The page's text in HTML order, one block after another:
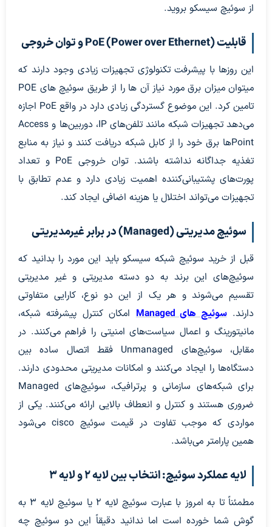
از سوئیچ سیسکو بروید.
قابلیت PoE (Power over Ethernet) و توان خروجی
این روزها با پیشرفت تکنولوژی تجهیزات زیادی وجود دارند که
میتوان میزان برق مورد نیاز آن ها را از طریق سوئیچ های POE
تامین کرد. این موضوع گستردگی زیادی دارد در واقع PoE اجازه
می‌دهد تجهیزات شبکه مانند تلفن‌های IP، دوربین‌ها و Access
Pointها برق خود را از کابل شبکه دریافت کنند و نیاز به منابع
تغذیه جداگانه نداشته باشند. توان خروجی PoE و تعداد
پورت‌های پشتیبانی‌کننده اهمیت زیادی دارد و عدم تطابق با
تجهیزات می‌تواند اختلال یا هزینه اضافی ایجاد کند.
سوئیچ مدیریتی (Managed) در برابر غیرمدیریتی
قبل از خرید سوئیچ شبکه سیسکو باید این مورد را بدانید که
سوئیچ‌های این برند به دو دسته مدیریتی و غیر مدیریتی
تقسیم می‌شوند و هر یک از این دو نوع، کارایی متفاوتی
دارند.سوئیچ های Managed
امکان کنترل پیشرفته شبکه،
‌مانیتورینگ و اعمال سیاست‌های امنیتی را فراهم می‌کنند. در
مقابل، سوئیچ‌های Unmanaged فقط اتصال ساده بین
دستگاه‌ها را ایجاد می‌کنند و امکانات مدیریتی محدودی دارند.
برای شبکه‌های سازمانی و پرترافیک، سوئیچ‌های Managed
ضروری هستند و کنترل و انعطاف بالایی ارائه می‌کنند. یکی از
مواردی که موجب تفاوت در قیمت سوئیچ cisco می‌شود
همین پارامتر می‌باشد.
لایه عملکرد سوئیچ: انتخاب بین لایه ۲ و لایه ۳
مطمئناً تا به امروز با عبارت سوئیچ لایه ۲ یا سوئیچ لایه ۳ به
گوش شما خورده است اما ندانید دقیقاً این دو سوئیچ چه